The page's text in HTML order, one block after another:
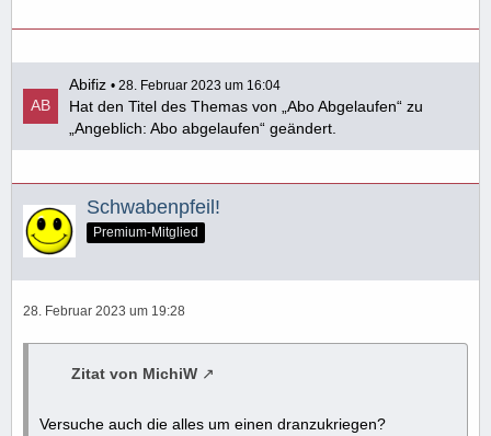
Abifiz 28. Februar 2023 um 16:04
Hat den Titel des Themas von „Abo Abgelaufen“ zu
„Angeblich: Abo abgelaufen“ geändert.
Schwabenpfeil!
Premium-Mitglied
28. Februar 2023 um 19:28
Zitat von MichiW
Versuche auch die alles um einen dranzukriegen?